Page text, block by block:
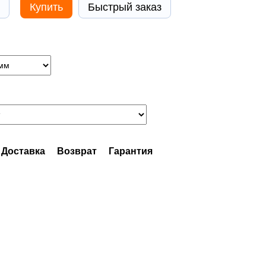
Купить Быстрый заказ
Доставка Возврат Гарантия